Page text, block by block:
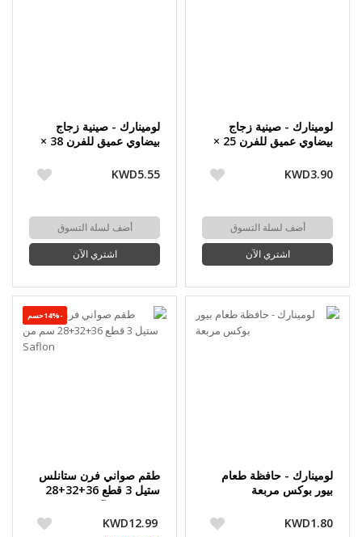
لومينارك - صينية زجاج
بيضاوي عميق للفرن 25 ×
KWD3.90
أضف لسلة التسوق
اشتري الآن
لومينارك - صينية زجاج
بيضاوي عميق للفرن 38 ×
KWD5.55
أضف لسلة التسوق
اشتري الآن
لومينارك - حافظة طعام
بيور بوكس مربعة
KWD1.80
-14%حسم
طقم صواني فرن ستانلس
ستيل 3 قطع 36+32+28
KWD12.99